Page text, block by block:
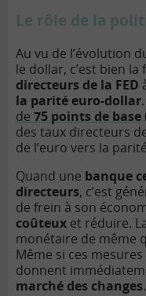
Le rôle de la
Au vu de l’évolution
le dollar, c’est bien la
directeurs de la FED
la parité euro-dollar
de 75 points de base
des taux directeurs
de l’euro vers la
Quand une banque
directeurs, c’est
de frein à son
coûteux et réduire.
monétaire de même
Même si ces
donnent
marché des changes.